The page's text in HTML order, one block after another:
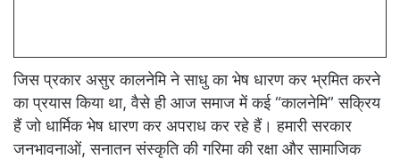
जिस प्रकार असुर कालनेमि ने साधु का भेष धारण कर भ्रमित करने
का प्रयास किया था, वैसे ही आज समाज में कई “कालनेमि” सक्रिय
हैं जो धार्मिक भेष धारण कर अपराध कर रहे हैं। हमारी सरकार
जनभावनाओं, सनातन संस्कृति की गरिमा की रक्षा और सामाजिक